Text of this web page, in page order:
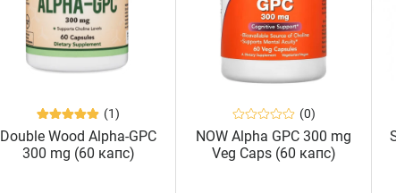
(1)
Double Wood Alpha-GPC
300 mg (60 капс)
(0)
NOW Alpha GPC 300 mg
Veg Caps (60 капс)